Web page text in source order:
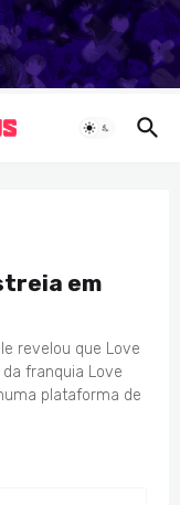
em
revelou que Love
franquia Love
plataforma de